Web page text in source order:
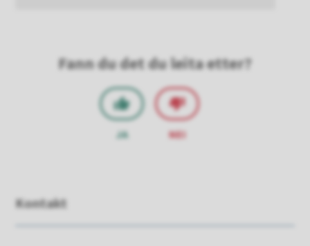
Fann du det du leita etter?
JA NEI
Kontakt